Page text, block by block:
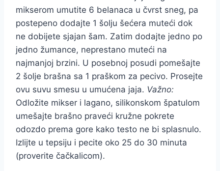
mikserom umutite 6 belanaca u čvrst sneg, pa
postepeno dodajte 1 šolju šećera muteći dok
ne dobijete sjajan šam. Zatim dodajte jedno po
jedno žumance, neprestano muteći na
najmanjoj brzini. U posebnoj posudi pomešajte
2 šolje brašna sa 1 praškom za pecivo. Prosejte
ovu suvu smesu u umućena jaja. Važno:
Odložite mikser i lagano, silikonskom špatulom
umešajte brašno praveći kružne pokrete
odozdo prema gore kako testo ne bi splasnulo.
Izlijte u tepsiju i pecite oko 25 do 30 minuta
(proverite čačkalicom).